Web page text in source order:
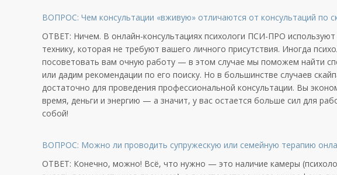
ВОПРОС: Чем консультации «вживую» отличаются от консультаций по
ОТВЕТ: Ничем. В онлайн-консультациях психологи ПСИ-ПРО используют
технику, которая не требуют вашего личного присутствия. Иногда
посоветовать вам очную работу — в этом случае мы поможем найти
или дадим рекомендации по его поиску. Но в большинстве случаев
достаточно для проведения профессиональной консультации. Вы
время, деньги и энергию — а значит, у вас остается больше сил для
собой!
ВОПРОС: Можно ли проводить супружескую или семейную терапию
ОТВЕТ: Конечно, можно! Всё, что нужно — это наличие камеры